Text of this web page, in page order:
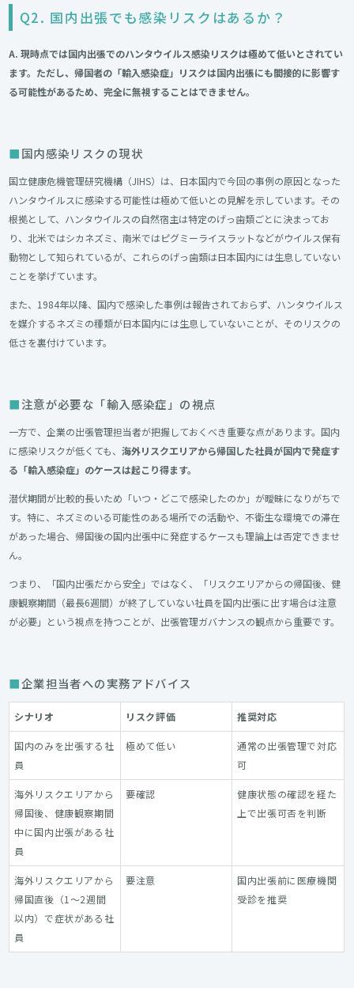
Q2. 国内出張でも感染リスクはあるか？
A. 現時点では国内出張でのハンタウイルス感染リスクは極めて低いとされてい
ます。ただし、帰国者の「輸入感染症」リスクは国内出張にも間接的に影響す
る可能性があるため、完全に無視することはできません。
国内感染リスクの現状
国立健康危機管理研究機構（JIHS）は、日本国内で今回の事例の原因となった
ハンタウイルスに感染する可能性は極めて低いとの見解を示しています。その
根拠として、ハンタウイルスの自然宿主は特定のげっ歯類ごとに決まってお
り、北米ではシカネズミ、南米ではピグミーライスラットなどがウイルス保有
動物として知られているが、これらのげっ歯類は日本国内には生息していない
ことを挙げています。
また、1984年以降、国内で感染した事例は報告されておらず、ハンタウイルス
を媒介するネズミの種類が日本国内には生息していないことが、そのリスクの
低さを裏付けています。
注意が必要な「輸入感染症」の視点
一方で、企業の出張管理担当者が把握しておくべき重要な点があります。国内
に感染リスクが低くても、海外リスクエリアから帰国した社員が国内で発症す
る「輸入感染症」のケースは起こり得ます。
潜伏期間が比較的長いため「いつ・どこで感染したのか」が曖昧になりがちで
す。特に、ネズミのいる可能性のある場所での活動や、不衛生な環境での滞在
があった場合、帰国後の国内出張中に発症するケースも理論上は否定できませ
ん。
つまり、「国内出張だから安全」ではなく、「リスクエリアからの帰国後、健
康観察期間（最長6週間）が終了していない社員を国内出張に出す場合は注意
が必要」という視点を持つことが、出張管理ガバナンスの観点から重要です。
企業担当者への実務アドバイス
シナリオ リスク評価 推奨対応
国内のみを出張する社
員
極めて低い
通常の出張管理で対応
可
海外リスクエリアから
帰国後、健康観察期間
中に国内出張がある社
員
要確認
健康状態の確認を経た
上で出張可否を判断
海外リスクエリアから
帰国直後（1〜2週間
以内）で症状がある社
員
要注意
国内出張前に医療機関
受診を推奨